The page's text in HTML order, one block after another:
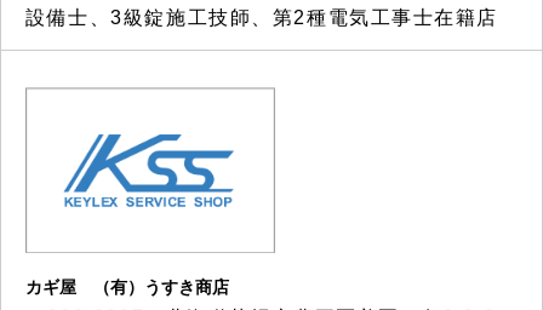
設備士、3級錠施工技師、第2種電気工事士在籍店
カギ屋 （有）うすき商店